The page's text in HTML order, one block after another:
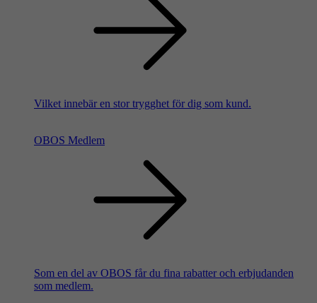
Vilket innebär en stor trygghet för dig som kund.
OBOS Medlem
Som en del av OBOS får du fina rabatter och erbjudanden
som medlem.